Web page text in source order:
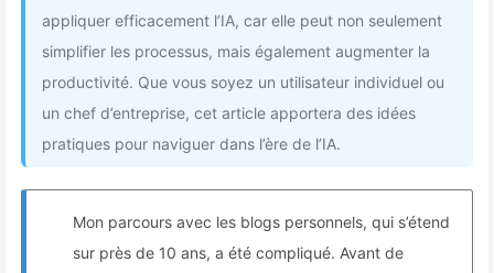
appliquer efficacement l’IA, car elle peut non seulement
simplifier les processus, mais également augmenter la
productivité. Que vous soyez un utilisateur individuel ou
un chef d’entreprise, cet article apportera des idées
pratiques pour naviguer dans l’ère de l’IA.
Mon parcours avec les blogs personnels, qui s’étend
sur près de 10 ans, a été compliqué. Avant de